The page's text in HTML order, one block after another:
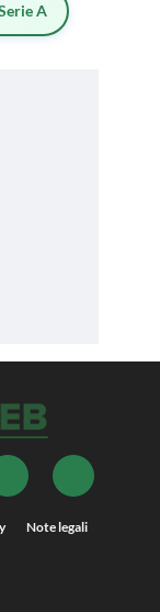
A
Note legali